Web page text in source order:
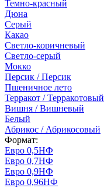
Темно-красный
Дюна
Серый
Какао
Светло-коричневый
Светло-серый
Мокко
Персик / Персик
Пшеничное лето
Терракот / Терракотовый
Вишня / Вишневый
Белый
Абрикос / Абрикосовый
Формат:
Евро 0,5НФ
Евро 0,7НФ
Евро 0,9НФ
Евро 0,96НФ